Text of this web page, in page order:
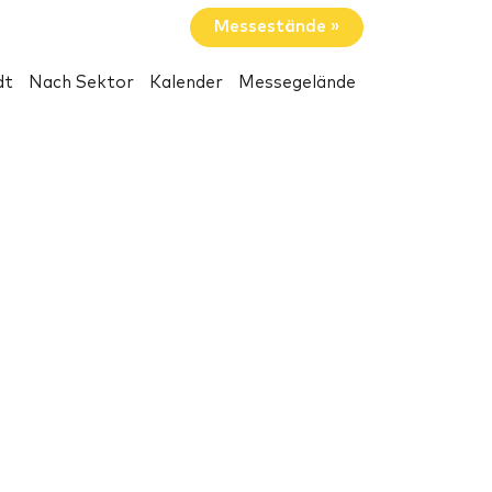
Messestände »
Nach Sektor Kalender Messegelände